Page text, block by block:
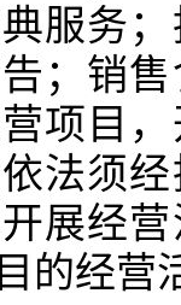
服务
；销
项目
法须
展经
的经营